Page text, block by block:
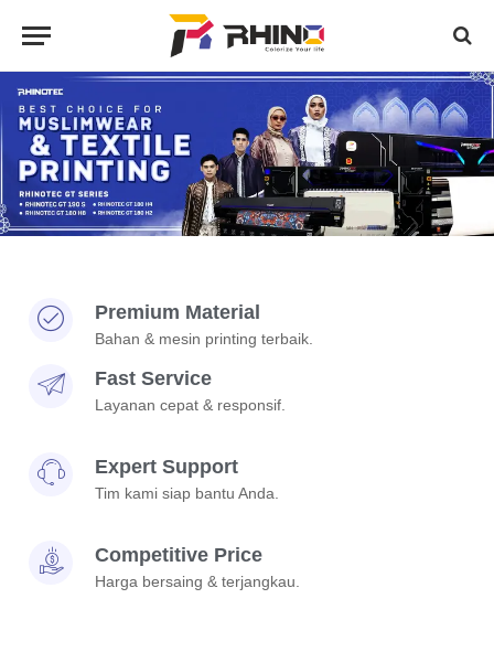
Premium Material
Bahan & mesin printing terbaik.
Fast Service
Layanan cepat & responsif.
Expert Support
Tim kami siap bantu Anda.
Competitive Price
Harga bersaing & terjangkau.